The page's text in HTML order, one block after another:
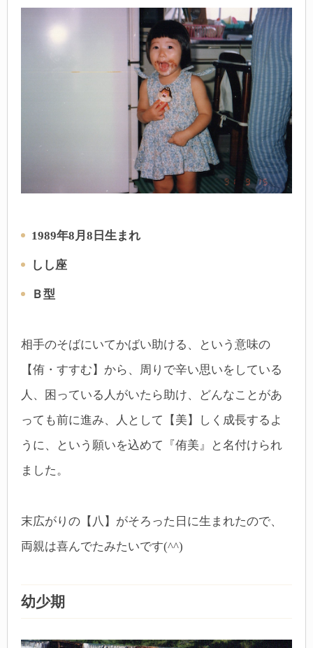
1989年8月8日生まれ
しし座
Ｂ型
相手のそばにいてかばい助ける、という意味の
【侑・すすむ】から、周りで辛い思いをしている
人、困っている人がいたら助け、どんなことがあ
っても前に進み、人として【美】しく成長するよ
うに、という願いを込めて『侑美』と名付けられ
ました。
末広がりの【八】がそろった日に生まれたので、
両親は喜んでたみたいです(^^)
幼少期